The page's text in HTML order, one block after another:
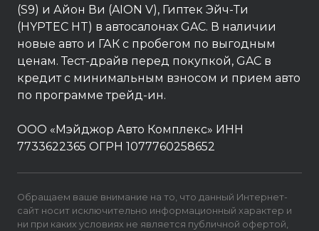
(S9) и Айон Ви (AION V), Гиптек Эйч-Ти
(HYPTEC HT) в автосалонах GAC. В наличии
новые авто и ГАК с пробегом по выгодным
ценам. Тест-драйв перед покупкой, GAC в
кредит с минимальным взносом и прием авто
по программе трейд-ин.
ООО «Мэйджор Авто Комплекс» ИНН
7733622365 ОГРН 1077760258652
Обращаем ваше внимание на то, что данный Интернет-
сайт носит исключительно информационный характер и
ни при каких условиях не является публичной офертой,